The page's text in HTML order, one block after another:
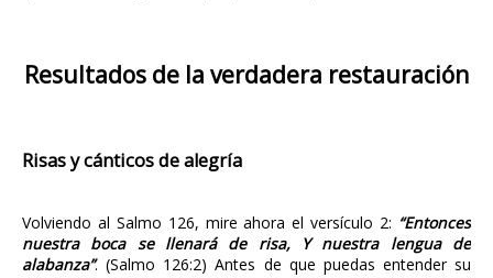
Resultados de la verdadera restauración
Risas y cánticos de alegría
Volviendo al Salmo 126, mire ahora el versículo 2: “Entonces
nuestra boca se llenará de risa, Y nuestra lengua de
alabanza”. (Salmo 126:2) Antes de que puedas entender su